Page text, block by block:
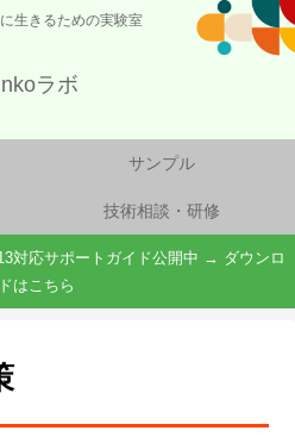
生きるための実験室
ラボ
サンプル
技術相談・研修
対応サポートガイド公開中 → ダウンロ
はこちら